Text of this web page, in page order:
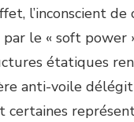
l’inconscient
le « soft
étatiques
anti-voile
certaines